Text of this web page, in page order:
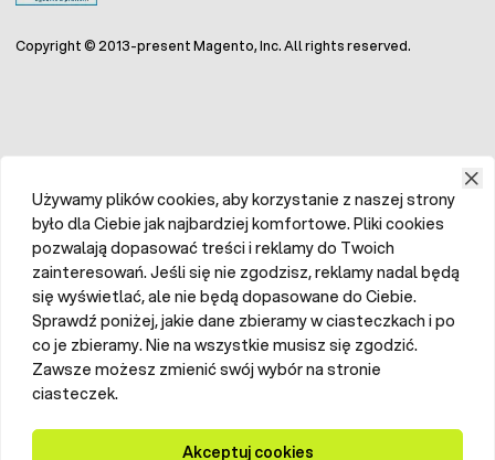
Copyright © 2013-present Magento, Inc. All rights reserved.
Używamy plików cookies, aby korzystanie z naszej strony
było dla Ciebie jak najbardziej komfortowe. Pliki cookies
pozwalają dopasować treści i reklamy do Twoich
zainteresowań. Jeśli się nie zgodzisz, reklamy nadal będą
się wyświetlać, ale nie będą dopasowane do Ciebie.
Sprawdź poniżej, jakie dane zbieramy w ciasteczkach i po
co je zbieramy. Nie na wszystkie musisz się zgodzić.
Zawsze możesz zmienić swój wybór na stronie
ciasteczek.
Akceptuj cookies